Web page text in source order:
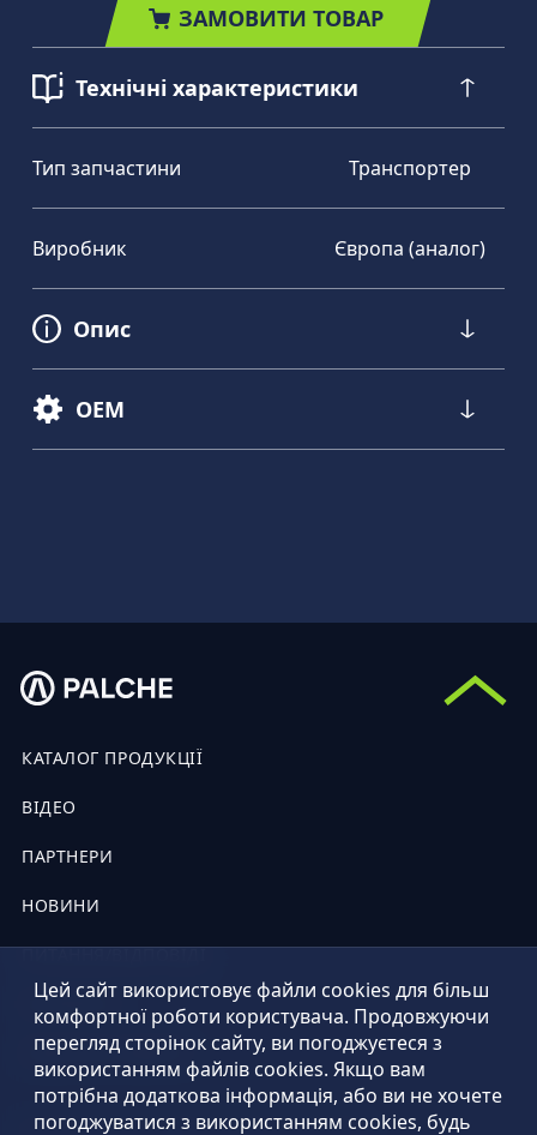
ЗАМОВИТИ ТОВАР
Технічні характеристики
Тип запчастини Транспортер
Виробник Європа (аналог)
Опис
OEM
КАТАЛОГ ПРОДУКЦІЇ
ВІДЕО
ПАРТНЕРИ
НОВИНИ
ПИТАННЯ/ВІДПОВІДІ
КОНТАКТИ
ПУБЛІЧНА ОФЕРТА
Цей сайт використовує файли cookies для більш
комфортної роботи користувача. Продовжуючи
перегляд сторінок сайту, ви погоджуєтеся з
використанням файлів cookies. Якщо вам
потрібна додаткова інформація, або ви не хочете
погоджуватися з використанням cookies, будь